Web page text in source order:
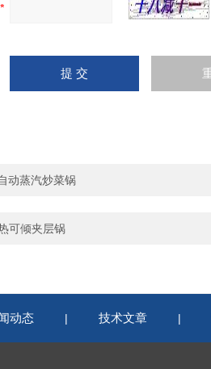
动蒸汽炒菜锅
可倾夹层锅
动态 | 技术文章 |